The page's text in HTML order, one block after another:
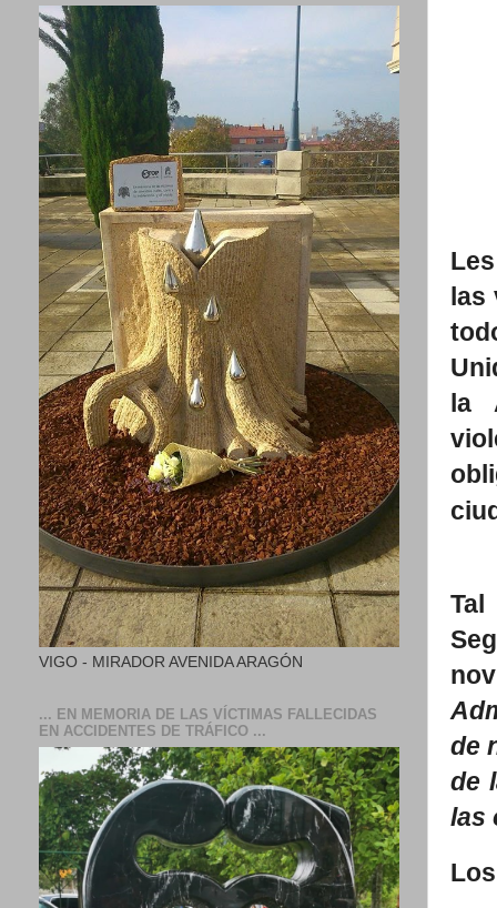
las
la
de
de
las
VIGO - MIRADOR AVENIDA ARAGÓN
... EN MEMORIA DE LAS VÍCTIMAS FALLECIDAS
EN ACCIDENTES DE TRÁFICO ...